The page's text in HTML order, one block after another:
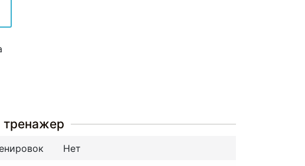
тренажер
Нет